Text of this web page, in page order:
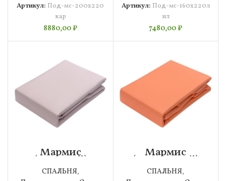
Артикул: Под-мс-200х220
кар
8880,00₽
Артикул: Под-мс-160х220л
ил
7480,00₽
Мармис
(лиловый)
Пододеяльник
200х220
СПАЛЬНЯ,
Мармис
(оранжевый)
Пододеяльник
160х220
СПАЛЬНЯ,